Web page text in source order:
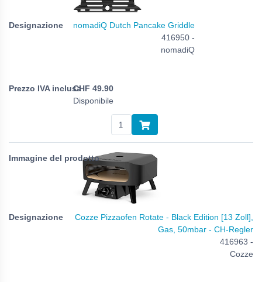
nomadiQ Dutch Pancake Griddle
416950 -
nomadiQ
CHF 49.90
Disponibile
Cozze Pizzaofen Rotate - Black Edition [13 Zoll],
Gas, 50mbar - CH-Regler
416963 -
Cozze